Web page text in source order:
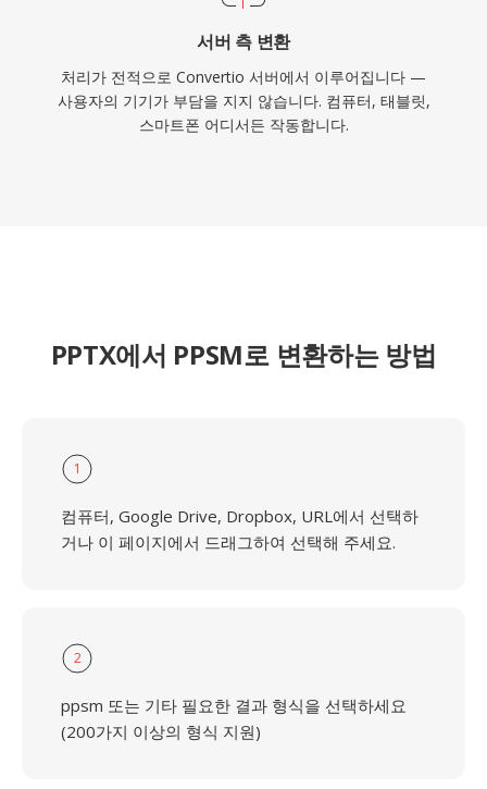
서버 측 변환
처리가 전적으로 Convertio 서버에서 이루어집니다 —
사용자의 기기가 부담을 지지 않습니다. 컴퓨터, 태블릿,
스마트폰 어디서든 작동합니다.
PPTX에서 PPSM로 변환하는 방법
1
컴퓨터, Google Drive, Dropbox, URL에서 선택하
거나 이 페이지에서 드래그하여 선택해 주세요.
2
ppsm 또는 기타 필요한 결과 형식을 선택하세요
(200가지 이상의 형식 지원)